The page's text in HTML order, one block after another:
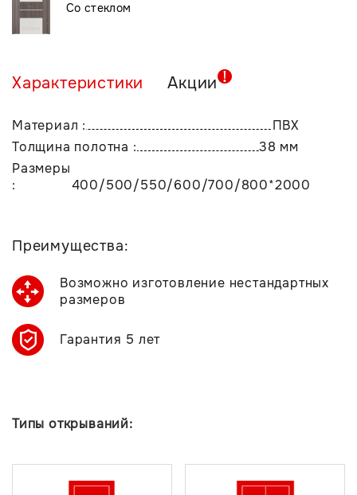
Со стеклом
Характеристики Акции
Материал :
ПВХ
Толщина полотна :
38 мм
Размеры
:
400/500/550/600/700/800*2000
Преимущества:
Возможно изготовление нестандартных
размеров
Гарантия 5 лет
Типы открываний: